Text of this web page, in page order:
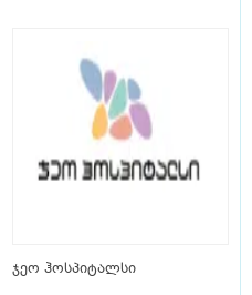
ჯეო ჰოსპიტალსი